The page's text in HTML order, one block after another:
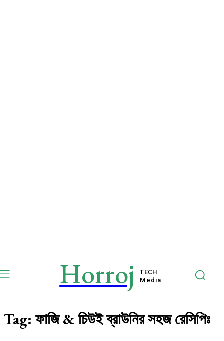
Horroj
TECH
Media
Tag: ফাজি & চিউই ব্রাউনির সহজ রেসিপিঃ